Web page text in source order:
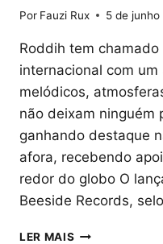
Por Fauzi Rux 5 de
Roddih tem
internacional com
melódicos,
não deixam ninguém
ganhando destaque
afora, recebendo
redor do globo O
Beeside Records,
LER MAIS RODDIH